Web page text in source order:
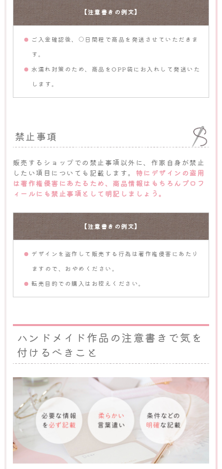
【注意書きの例文】
ご入金確認後、○日間程で商品を発送させていただきま
す。
水濡れ対策のため、商品をOPP袋にお入れして発送いた
します。
禁止事項
販売するショップでの禁止事項以外に、作家自身が禁止
したい項目についても記載します。 特にデザインの盗用
は著作権侵害にあたるため、商品情報はもちろんプロフ
ィールにも禁止事項として明記しましょう。
【注意書きの例文】
デザインを盗作して販売する行為は著作権侵害にあたり
ますので、おやめください。
転売目的での購入はお控えください。
ハンドメイド作品の注意書きで気を
付けるべきこと